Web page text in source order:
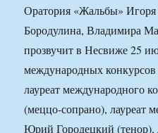
Оратория «Жальбы» Игоря
Бородулина, Владимира
прозвучит в Несвиже 25
международных
лауреат международного
(меццо-сопрано), лауреат
Юрий Городецкий (тенор),